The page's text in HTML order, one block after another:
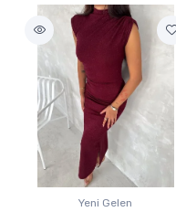
Yeni Gelen